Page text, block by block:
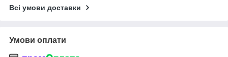
Всі умови доставки
Умови оплати